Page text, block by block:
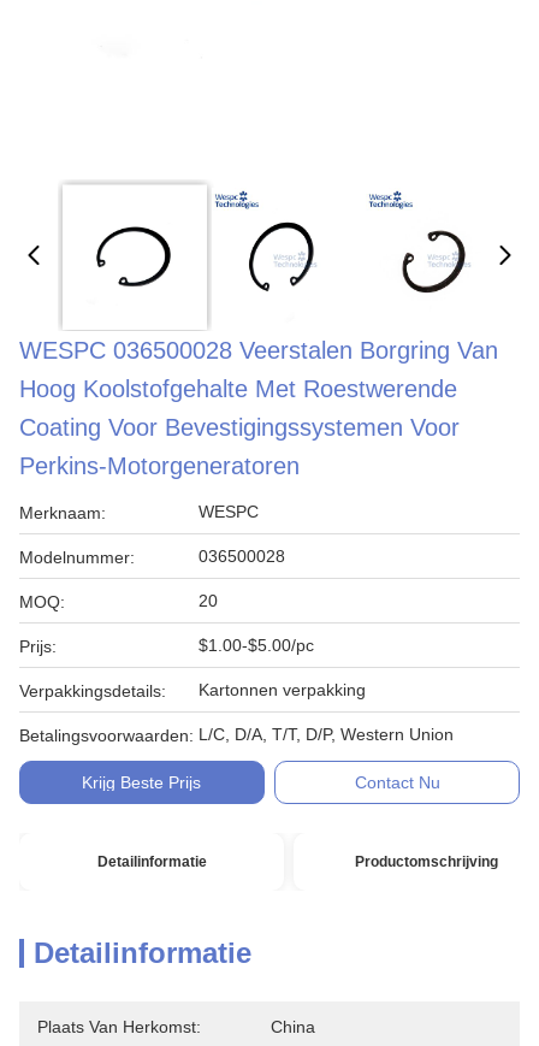
WESPC 036500028 Veerstalen Borgring Van
Hoog Koolstofgehalte Met Roestwerende
Coating Voor Bevestigingssystemen Voor
Perkins-Motorgeneratoren
Merknaam: WESPC
Modelnummer: 036500028
MOQ: 20
Prijs: $1.00-$5.00/pc
Verpakkingsdetails: Kartonnen verpakking
Betalingsvoorwaarden: L/C, D/A, T/T, D/P, Western Union
Krijg Beste Prijs Contact Nu
Detailinformatie Productomschrijving
Detailinformatie
Plaats Van Herkomst: China